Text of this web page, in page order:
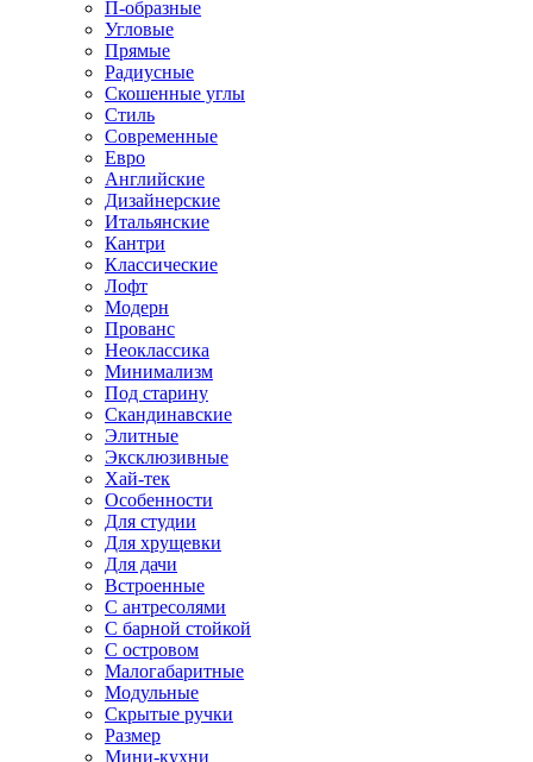
П-образные
Угловые
Прямые
Радиусные
Скошенные углы
Стиль
Современные
Евро
Английские
Дизайнерские
Итальянские
Кантри
Классические
Лофт
Модерн
Прованс
Неоклассика
Минимализм
Под старину
Скандинавские
Элитные
Эксклюзивные
Хай-тек
Особенности
Для студии
Для хрущевки
Для дачи
Встроенные
С антресолями
С барной стойкой
С островом
Малогабаритные
Модульные
Скрытые ручки
Размер
Мини-кухни